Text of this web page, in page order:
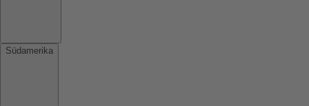
Südamerika